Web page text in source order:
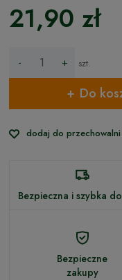
21,90 zł
- + szt.
Do
dodaj do przechowalni
Bezpieczna i szybka
Bezpieczne
zakupy